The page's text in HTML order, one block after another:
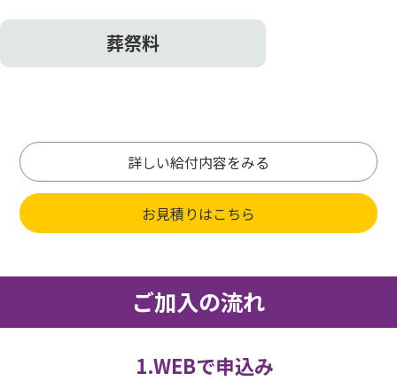
葬祭料
詳しい給付内容をみる
お見積りはこちら
ご加入の流れ
1.WEBで申込み